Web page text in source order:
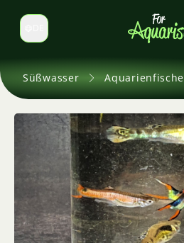
Sprache wechseln
Süßwasser Aquarienfische